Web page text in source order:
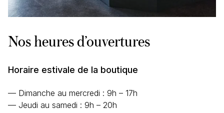
Nos heures d’ouvertures
Horaire estivale de la boutique
— Dimanche au mercredi : 9h – 17h
— Jeudi au samedi : 9h – 20h